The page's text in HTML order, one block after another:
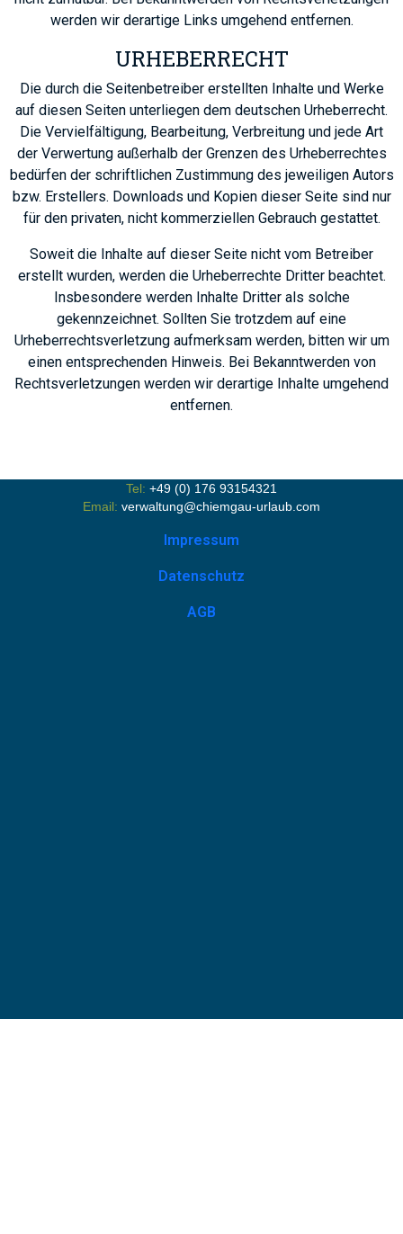
werden wir derartige Links umgehend entfernen.
URHEBERRECHT
Die durch die Seitenbetreiber erstellten Inhalte und Werke
auf diesen Seiten unterliegen dem deutschen Urheberrecht.
Die Vervielfältigung, Bearbeitung, Verbreitung und jede Art
der Verwertung außerhalb der Grenzen des Urheberrechtes
bedürfen der schriftlichen Zustimmung des jeweiligen Autors
bzw. Erstellers. Downloads und Kopien dieser Seite sind nur
für den privaten, nicht kommerziellen Gebrauch gestattet.
Soweit die Inhalte auf dieser Seite nicht vom Betreiber
erstellt wurden, werden die Urheberrechte Dritter beachtet.
Insbesondere werden Inhalte Dritter als solche
gekennzeichnet. Sollten Sie trotzdem auf eine
Urheberrechtsverletzung aufmerksam werden, bitten wir um
einen entsprechenden Hinweis. Bei Bekanntwerden von
Rechtsverletzungen werden wir derartige Inhalte umgehend
entfernen.
Tel: +49 (0) 176 93154321
Email: verwaltung@chiemgau-urlaub.com
Impressum
Datenschutz
AGB